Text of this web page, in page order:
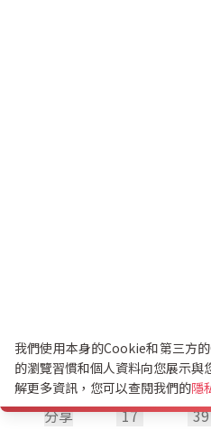
分享 17 39
我們使用本身的Cookie和第三方
的瀏覽習慣和個人資料向您展示
解更多資訊，您可以查閱我們的隱